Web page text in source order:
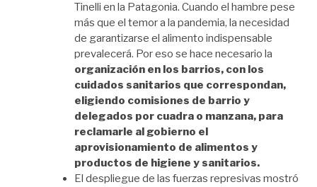
Tinelli en la Patagonia. Cuando el hambre pese
más que el temor a la pandemia, la necesidad
de garantizarse el alimento indispensable
prevalecerá. Por eso se hace necesario la
organización en los barrios, con los
cuidados sanitarios que correspondan,
eligiendo comisiones de barrio y
delegados por cuadra o manzana, para
reclamarle al gobierno el
aprovisionamiento de alimentos y
productos de higiene y sanitarios.
El despliegue de las fuerzas represivas mostró